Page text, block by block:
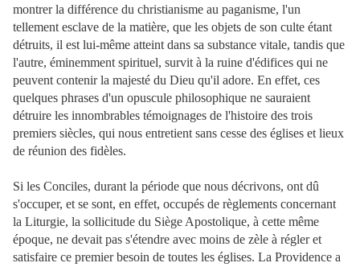
montrer la différence du christianisme au paganisme, l'un
tellement esclave de la matière, que les objets de son culte étant
détruits, il est lui-même atteint dans sa substance vitale, tandis que
l'autre, éminemment spirituel, survit à la ruine d'édifices qui ne
peuvent contenir la majesté du Dieu qu'il adore. En effet, ces
quelques phrases d'un opuscule philosophique ne sauraient
détruire les innombrables témoignages de l'histoire des trois
premiers siècles, qui nous entretient sans cesse des églises et lieux
de réunion des fidèles.
Si les Conciles, durant la période que nous décrivons, ont dû
s'occuper, et se sont, en effet, occupés de règlements concernant
la Liturgie, la sollicitude du Siège Apostolique, à cette même
époque, ne devait pas s'étendre avec moins de zèle à régler et
satisfaire ce premier besoin de toutes les églises. La Providence a